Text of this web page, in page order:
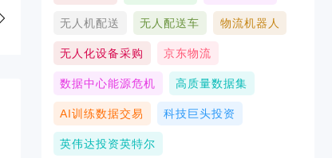
无人机配送 无人配送车 物流机器人
无人化设备采购 京东物流
数据中心能源危机 高质量数据集
AI训练数据交易 科技巨头投资
英伟达投资英特尔